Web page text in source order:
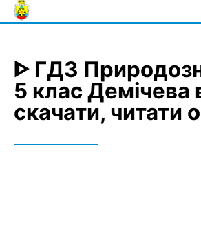
Skip
to
ᐈ ГДЗ
5 клас Демічева
скачати, читати